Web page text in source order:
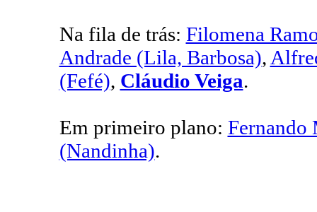
Na fila de trás: Filomena
Andrade (Lila, Barbosa),
(Fefé), Cláudio Veiga.
Em primeiro plano: Fernando
(Nandinha).